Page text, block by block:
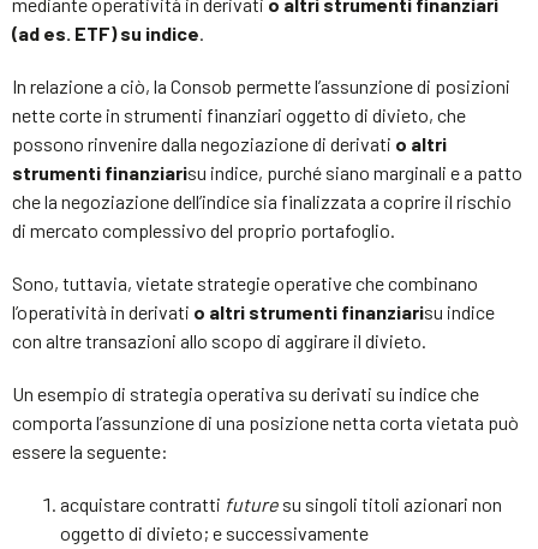
(ad es. ETF) su indice.
In relazione a ciò, la Consob permette l’assunzione di posizioni
nette corte in strumenti finanziari oggetto di divieto, che
possono rinvenire dalla negoziazione di derivati o altri
strumenti finanziarisu indice, purché siano marginali e a patto
che la negoziazione dell’indice sia finalizzata a coprire il rischio
di mercato complessivo del proprio portafoglio.
Sono, tuttavia, vietate strategie operative che combinano
l’operatività in derivati o altri strumenti finanziarisu indice
con altre transazioni allo scopo di aggirare il divieto.
Un esempio di strategia operativa su derivati su indice che
comporta l’assunzione di una posizione netta corta vietata può
essere la seguente:
acquistare contratti future su singoli titoli azionari non
oggetto di divieto; e successivamente